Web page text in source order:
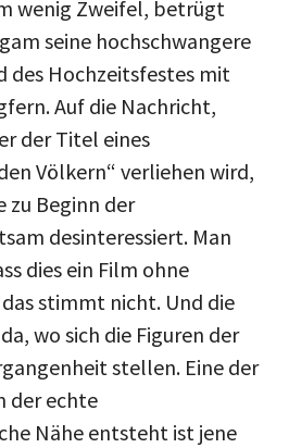
wenig Zweifel, betrügt
seine hochschwangere
des Hochzeitsfestes mit
Auf die Nachricht,
der Titel eines
Völkern“ verliehen wird,
zu Beginn der
desinteressiert. Man
dies ein Film ohne
stimmt nicht. Und die
wo sich die Figuren der
stellen. Eine der
der echte
Nähe entsteht ist jene